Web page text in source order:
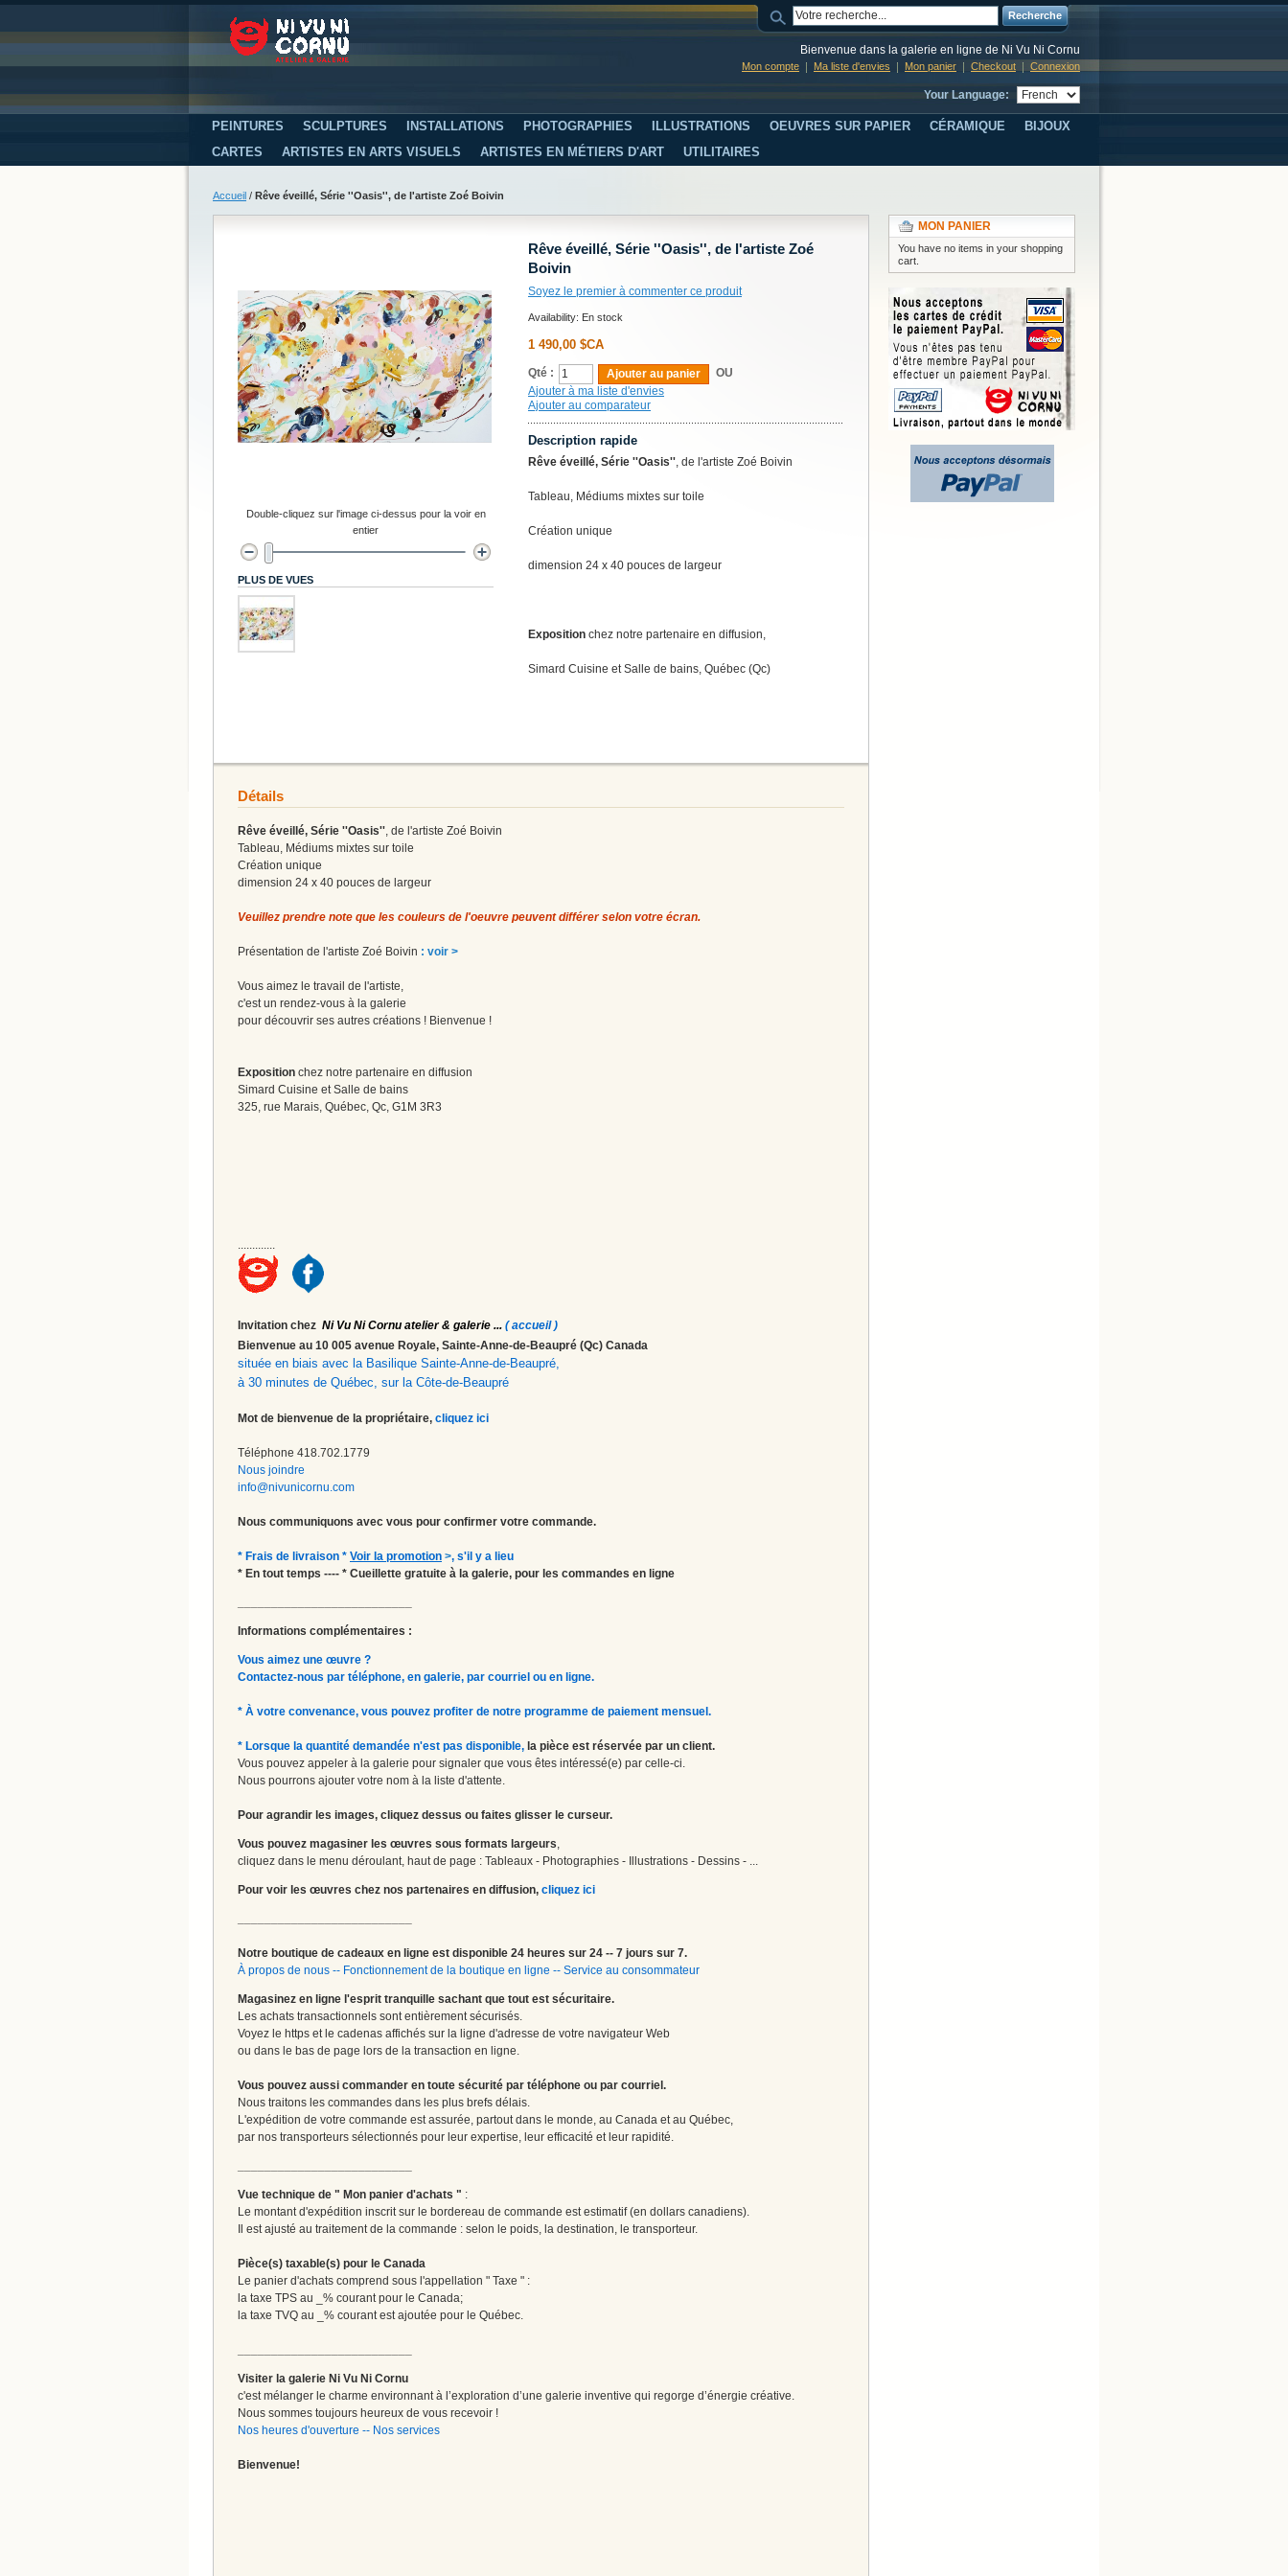
Recherche
Bienvenue dans la galerie en ligne de Ni Vu Ni Cornu
Mon compte Ma liste d'envies Mon panier Checkout Connexion
Your Language:
PEINTURES SCULPTURES INSTALLATIONS PHOTOGRAPHIES ILLUSTRATIONS OEUVRES SUR PAPIER CÉRAMIQUE
BIJOUX
CARTES
ARTISTES EN ARTS VISUELS ARTISTES EN MÉTIERS D'ART UTILITAIRES
Accueil / Rêve éveillé, Série ''Oasis'', de l'artiste Zoé Boivin
Rêve éveillé, Série ''Oasis'', de l'artiste Zoé
Boivin
Soyez le premier à commenter ce produit
Availability: En stock
1 490,00 $CA
Qté : Ajouter au panier
OU
Ajouter à ma liste d'envies
Ajouter au comparateur
Description rapide
Rêve éveillé, Série ''Oasis'', de l'artiste Zoé Boivin
Tableau, Médiums mixtes sur toile
Création unique
dimension 24 x 40 pouces de largeur
Exposition chez notre partenaire en diffusion,
Simard Cuisine et Salle de bains, Québec (Qc)
Double-cliquez sur l'image ci-dessus pour la voir en
entier
PLUS DE VUES
Détails
Rêve éveillé, Série ''Oasis'', de l'artiste Zoé Boivin
Tableau, Médiums mixtes sur toile
Création unique
dimension 24 x 40 pouces de largeur
Veuillez prendre note que les couleurs de l'oeuvre peuvent différer selon votre écran.
Présentation de l'artiste Zoé Boivin : voir >
Vous aimez le travail de l'artiste,
c'est un rendez-vous à la galerie
pour découvrir ses autres créations ! Bienvenue !
Exposition chez notre partenaire en diffusion
Simard Cuisine et Salle de bains
325, rue Marais, Québec, Qc, G1M 3R3
.............
Invitation chez Ni Vu Ni Cornu atelier & galerie ... ( accueil )
Bienvenue au 10 005 avenue Royale, Sainte-Anne-de-Beaupré (Qc) Canada
située en biais avec la Basilique Sainte-Anne-de-Beaupré,
à 30 minutes de Québec, sur la Côte-de-Beaupré
Mot de bienvenue de la propriétaire, cliquez ici
Téléphone 418.702.1779
Nous joindre
info@nivunicornu.com
Nous communiquons avec vous pour confirmer votre commande.
* Frais de livraison * Voir la promotion >, s'il y a lieu
* En tout temps ---- * Cueillette gratuite à la galerie, pour les commandes en ligne
Informations complémentaires :
Vous aimez une œuvre ?
Contactez-nous par téléphone, en galerie, par courriel ou en ligne.
* À votre convenance, vous pouvez profiter de notre programme de paiement mensuel.
* Lorsque la quantité demandée n'est pas disponible, la pièce est réservée par un client.
Vous pouvez appeler à la galerie pour signaler que vous êtes intéressé(e) par celle-ci.
Nous pourrons ajouter votre nom à la liste d'attente.
Pour agrandir les images, cliquez dessus ou faites glisser le curseur.
Vous pouvez magasiner les œuvres sous formats largeurs,
cliquez dans le menu déroulant, haut de page : Tableaux - Photographies - Illustrations - Dessins - ...
Pour voir les œuvres chez nos partenaires en diffusion, cliquez ici
Notre boutique de cadeaux en ligne est disponible 24 heures sur 24 -- 7 jours sur 7.
À propos de nous -- Fonctionnement de la boutique en ligne -- Service au consommateur
Magasinez en ligne l'esprit tranquille sachant que tout est sécuritaire.
Les achats transactionnels sont entièrement sécurisés.
Voyez le https et le cadenas affichés sur la ligne d'adresse de votre navigateur Web
ou dans le bas de page lors de la transaction en ligne.
Vous pouvez aussi commander en toute sécurité par téléphone ou par courriel.
Nous traitons les commandes dans les plus brefs délais.
L'expédition de votre commande est assurée, partout dans le monde, au Canada et au Québec,
par nos transporteurs sélectionnés pour leur expertise, leur efficacité et leur rapidité.
Vue technique de " Mon panier d'achats " :
Le montant d'expédition inscrit sur le bordereau de commande est estimatif (en dollars canadiens).
Il est ajusté au traitement de la commande : selon le poids, la destination, le transporteur.
Pièce(s) taxable(s) pour le Canada
Le panier d'achats comprend sous l'appellation " Taxe " :
la taxe TPS au _% courant pour le Canada;
la taxe TVQ au _% courant est ajoutée pour le Québec.
Visiter la galerie Ni Vu Ni Cornu
c'est mélanger le charme environnant à l’exploration d’une galerie inventive qui regorge d’énergie créative.
Nous sommes toujours heureux de vous recevoir !
Nos heures d'ouverture -- Nos services
Bienvenue!
MON PANIER
You have no items in your shopping
cart.